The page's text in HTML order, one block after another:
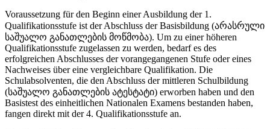
Voraussetzung für den Beginn einer Ausbildung der 1.
Qualifikationsstufe ist der Abschluss der Basisbildung (არასრული
საშუალო განათლების მოწმობა). Um zu einer höheren
Qualifikationsstufe zugelassen zu werden, bedarf es des
erfolgreichen Abschlusses der vorangegangenen Stufe oder eines
Nachweises über eine vergleichbare Qualifikation. Die
Schulabsolventen, die den Abschluss der mittleren Schulbildung
(საშუალო განათლების ატესტატი) erworben haben und den
Basistest des einheitlichen Nationalen Examens bestanden haben,
fangen direkt mit der 4. Qualifikationsstufe an.